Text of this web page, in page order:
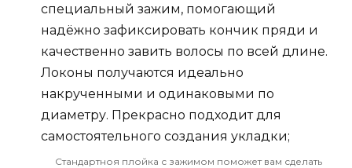
специальный зажим, помогающий
надёжно зафиксировать кончик пряди и
качественно завить волосы по всей длине.
Локоны получаются идеально
накрученными и одинаковыми по
диаметру. Прекрасно подходит для
самостоятельного создания укладки;
Стандартноя плойка с зажимом поможет вам сделать